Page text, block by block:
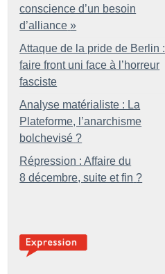
conscience d’un besoin
d’alliance »
Attaque de la pride de Berlin :
faire front uni face à l’horreur
fasciste
Analyse matérialiste : La
Plateforme, l’anarchisme
bolchevisé ?
Répression : Affaire du
8 décembre, suite et fin ?